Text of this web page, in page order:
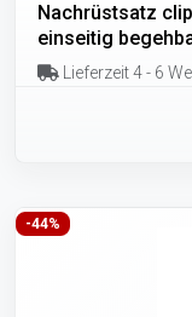
Nachrüstsatz
einseitig
Lieferzeit 4 - 6
-44%